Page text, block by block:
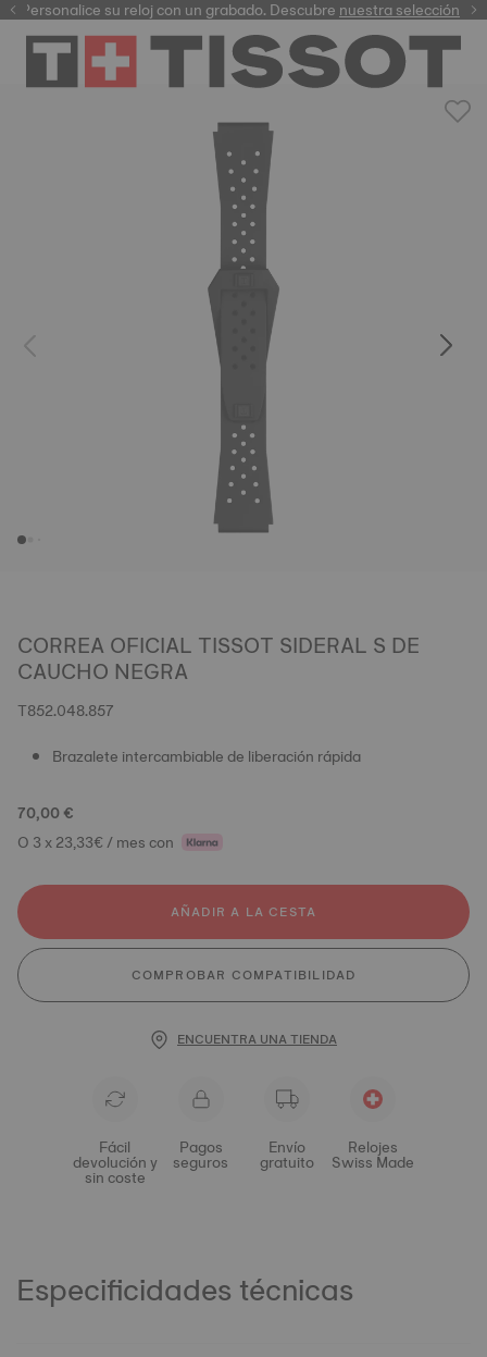
Personalice su reloj con un grabado. Descubrenuestra selección
garantía digital
CORREA OFICIAL TISSOT SIDERAL S DE
CAUCHO NEGRA
T852.048.857
Brazalete intercambiable de liberación rápida
70,00 €
O 3 x 23,33€ / mes con
AÑADIR A LA CESTA
COMPROBAR COMPATIBILIDAD
ENCUENTRA UNA TIENDA
Fácil
devolución y
sin coste
Pagos
seguros
Envío
gratuito
Relojes
Swiss Made
Especificidades técnicas